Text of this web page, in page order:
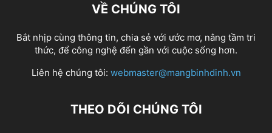
VỀ CHÚNG TÔI
Bắt nhịp cùng thông tin, chia sẻ với ước mơ, nâng tầm tri
thức, để công nghệ đến gần với cuộc sống hơn.
Liên hệ chúng tôi: webmaster@mangbinhdinh.vn
THEO DÕI CHÚNG TÔI